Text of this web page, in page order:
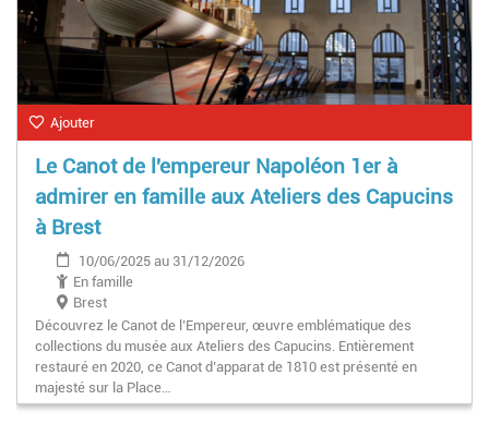
Ajouter
Le Canot de l'empereur Napoléon 1er à
admirer en famille aux Ateliers des Capucins
à Brest
10/06/2025 au 31/12/2026
En famille
Brest
Découvrez le Canot de l’Empereur, œuvre emblématique des
collections du musée aux Ateliers des Capucins. Entièrement
restauré en 2020, ce Canot d’apparat de 1810 est présenté en
majesté sur la Place…